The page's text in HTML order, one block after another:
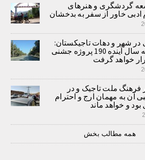
گردشگری و هنرهای
ادبی خاور از سفر به بدخشان
در شهر و دهات تاجیکستان:
در ناحیه دنغره در سه سال آینده 190 پروژه جشنی
خواهد گرفت
فرهنگ ملت تاجیک و در
آن به مهمان ارج و احترام
و خواهد ماند
همه مطالب بخش